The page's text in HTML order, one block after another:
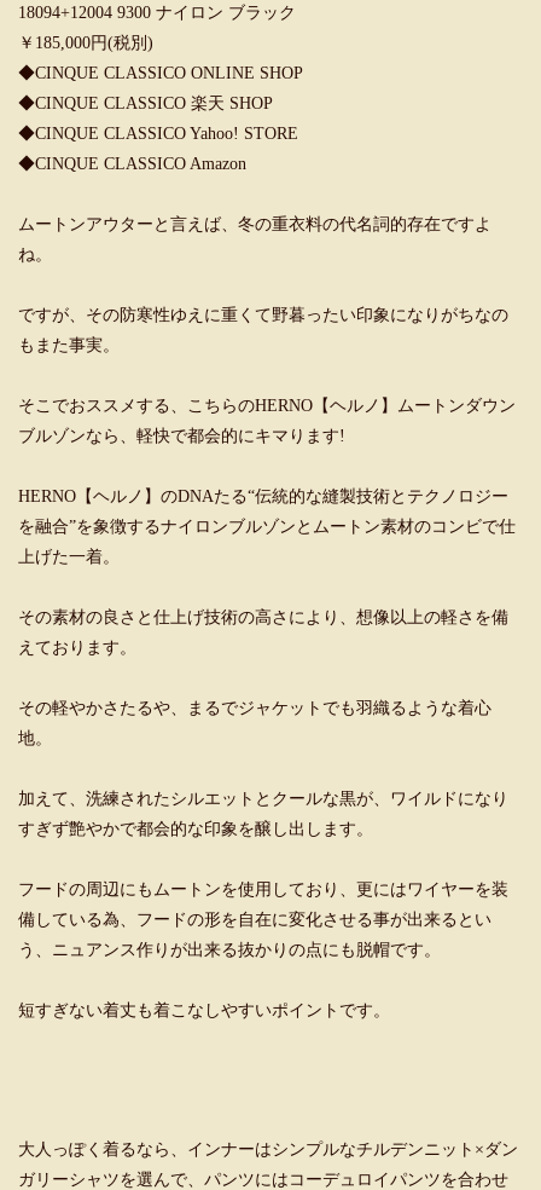
18094+12004 9300 ナイロン ブラック
￥185,000円(税別)
◆CINQUE CLASSICO ONLINE SHOP
◆CINQUE CLASSICO 楽天 SHOP
◆CINQUE CLASSICO Yahoo! STORE
◆CINQUE CLASSICO Amazon
ムートンアウターと言えば、冬の重衣料の代名詞的存在ですよ
ね。
ですが、その防寒性ゆえに重くて野暮ったい印象になりがちなの
もまた事実。
そこでおススメする、こちらのHERNO【ヘルノ】ムートンダウン
ブルゾンなら、軽快で都会的にキマります!
HERNO【ヘルノ】のDNAたる“伝統的な縫製技術とテクノロジー
を融合”を象徴するナイロンブルゾンとムートン素材のコンビで仕
上げた一着。
その素材の良さと仕上げ技術の高さにより、想像以上の軽さを備
えております。
その軽やかさたるや、まるでジャケットでも羽織るような着心
地。
加えて、洗練されたシルエットとクールな黒が、ワイルドになり
すぎず艶やかで都会的な印象を醸し出します。
フードの周辺にもムートンを使用しており、更にはワイヤーを装
備している為、フードの形を自在に変化させる事が出来るとい
う、ニュアンス作りが出来る抜かりの点にも脱帽です。
短すぎない着丈も着こなしやすいポイントです。
大人っぽく着るなら、インナーはシンプルなチルデンニット×ダン
ガリーシャツを選んで、パンツにはコーデュロイパンツを合わせ